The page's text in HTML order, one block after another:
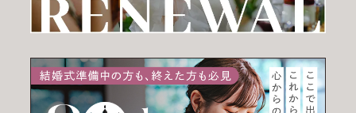
よくあるご質問